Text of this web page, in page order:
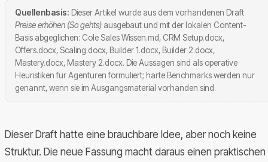
Quellenbasis: Dieser Artikel wurde aus dem vorhandenen Draft
Preise erhöhen (So gehts) ausgebaut und mit der lokalen Content-
Basis abgeglichen: Cole Sales Wissen.md, CRM Setup.docx,
Offers.docx, Scaling.docx, Builder 1.docx, Builder 2.docx,
Mastery.docx, Mastery 2.docx. Die Aussagen sind als operative
Heuristiken für Agenturen formuliert; harte Benchmarks werden nur
genannt, wenn sie im Ausgangsmaterial vorhanden sind.
Dieser Draft hatte eine brauchbare Idee, aber noch keine
Struktur. Die neue Fassung macht daraus einen praktischen